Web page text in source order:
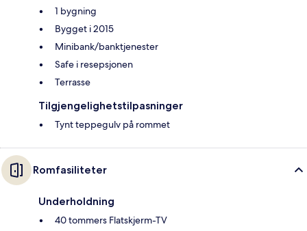
1 bygning
Bygget i 2015
Minibank/banktjenester
Safe i resepsjonen
Terrasse
Tilgjengelighetstilpasninger
Tynt teppegulv på rommet
Romfasiliteter
Underholdning
40 tommers Flatskjerm-TV